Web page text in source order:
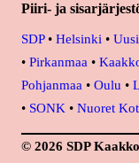
Piiri- ja
SDP• Helsinki •
• Pirkanmaa •
Pohjanmaa • Oulu •
• SONK • Nuoret
© 2026 SDP